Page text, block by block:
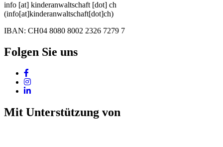
info [at] kinderanwaltschaft [dot] ch
(info[at]kinderanwaltschaft[dot]ch)
IBAN: CH04 8080 8002 2326 7279 7
Folgen Sie uns
Mit Unterstützung von